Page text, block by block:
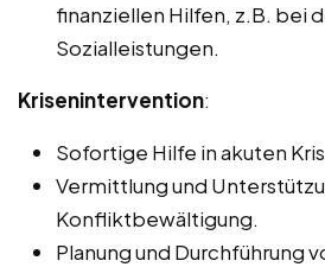
finanziellen Hilfen, z.B. bei
Sozialleistungen.
Krisenintervention:
Sofortige Hilfe in akuten
Vermittlung und
Konfliktbewältigung.
Planung und Durchführung